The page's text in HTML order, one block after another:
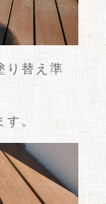
り替え準
。